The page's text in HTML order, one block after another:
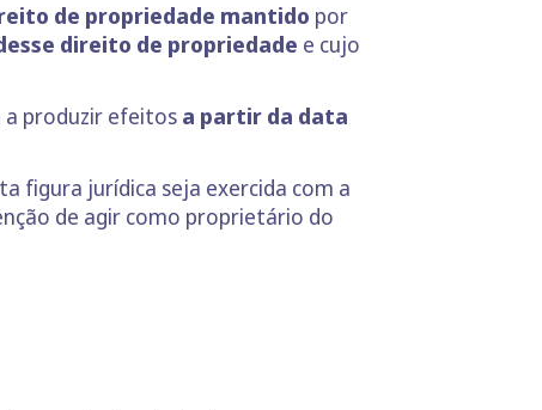
de propriedade mantido por
direito de propriedade e cujo
a produzir efeitos a partir da data
figura jurídica seja exercida com a
de agir como proprietário do